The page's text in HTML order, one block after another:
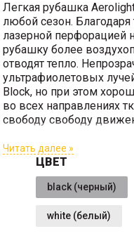
Легкая рубашка
любой сезон.
лазерной перфорацией
рубашку более
отводят тепло.
ультрафиолетовых
Block, но при этом
во всех направлениях
свободу свободу
Ткань сертифицирована
Читать далее »
ЦВЕТ
black (черный)
white (белый)